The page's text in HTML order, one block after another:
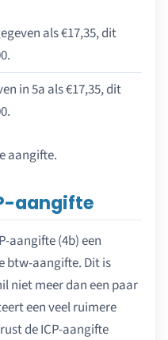
als €17,35, dit
in 5a als €17,35, dit
aangifte.
aangifte
aangifte (4b) een
btw-aangifte. Dit is
niet meer dan een paar
een veel ruimere
de ICP-aangifte